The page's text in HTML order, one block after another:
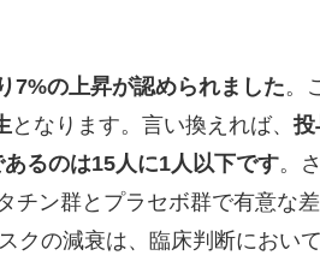
7%の上昇が認められました。
となります。言い換えれば、投
るのは15人に1人以下です。
チン群とプラセボ群で有意な
クの減衰は、臨床判断におい